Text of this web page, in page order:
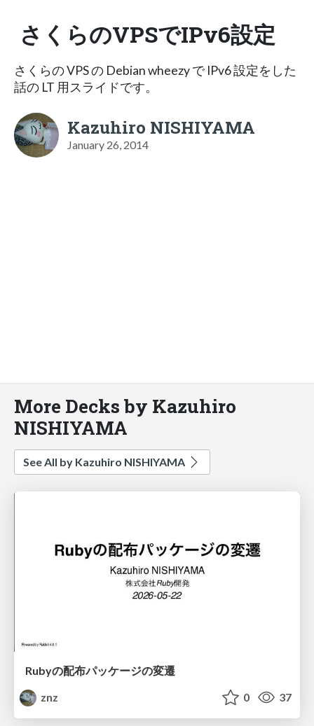
さくらのVPSでIPv6設定
さくらの VPS の Debian wheezy で IPv6 設定をした
話の LT 用スライドです。
Kazuhiro NISHIYAMA
January 26, 2014
More Decks by Kazuhiro
NISHIYAMA
See All by Kazuhiro NISHIYAMA
Rubyの配布パッケージの変遷
znz
0 37